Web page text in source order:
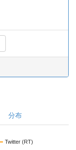
分布
Twitter (RT)